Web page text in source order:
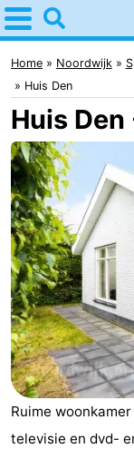
Home
Noordwijk
Tips
For
kids
Spend
the
night
Apartments
Bed
(and
breakfasts)
Campsites
Cottages
-
Home Noordwijk
Huis Den
Huis
Ruime
televisie en dvd-